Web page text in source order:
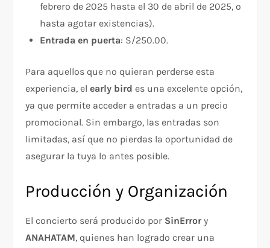
febrero de 2025 hasta el 30 de abril de 2025, o
hasta agotar existencias).
Entrada en puerta: S/250.00.
Para aquellos que no quieran perderse esta
experiencia, elearly bird es una excelente opción,
ya que permite acceder a entradas a un precio
promocional. Sin embargo, las entradas son
limitadas, así que no pierdas la oportunidad de
asegurar la tuya lo antes posible.
Producción y Organización
El concierto será producido por SinErrory
ANAHATAM, quienes han logrado crear una